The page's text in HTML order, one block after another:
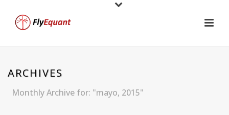
ARCHIVES
Monthly Archive for: "mayo, 2015"